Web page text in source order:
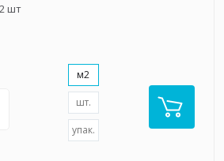
2шт
м2
шт.
упак.